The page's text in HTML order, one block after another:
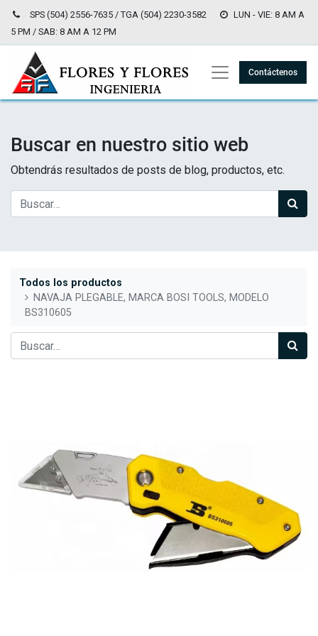
SPS (504) 2556-7635 / TGA (504) 2230-3582
LUN - VIE: 8 AM A
5 PM / SAB: 8 AM A 12 PM
Contáctenos
Buscar en nuestro sitio web
Obtendrás resultados de posts de blog, productos, etc.
Todos los productos
NAVAJA PLEGABLE, MARCA BOSI TOOLS, MODELO
BS310605